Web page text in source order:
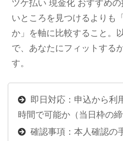
ツケ払い 現金化 おすすめ
いところを見つけるよりも
か」を軸に比較すること。
で、あなたにフィットする
す。
即日対応：申込から利
時間で可能か（当日枠の締
確認事項：本人確認の